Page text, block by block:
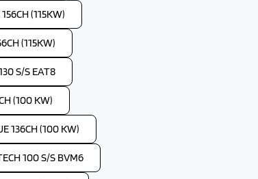
(115KW)
(115KW)
S/S EAT8
(100 KW)
136CH (100 KW)
100 S/S BVM6